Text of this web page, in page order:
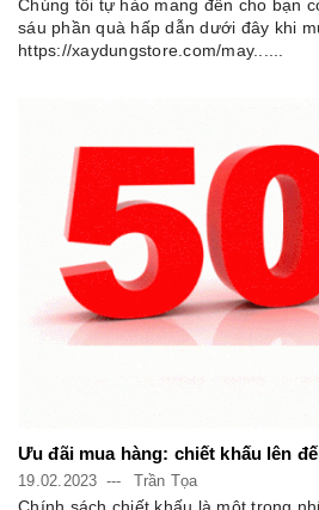
Chúng tôi tự hào mang đến cho bạn
sáu phần quà hấp dẫn dưới đây khi
https://xaydungstore.com/may......
Ưu đãi mua hàng: chiết khấu lên
19.02.2023 Trần Tọa